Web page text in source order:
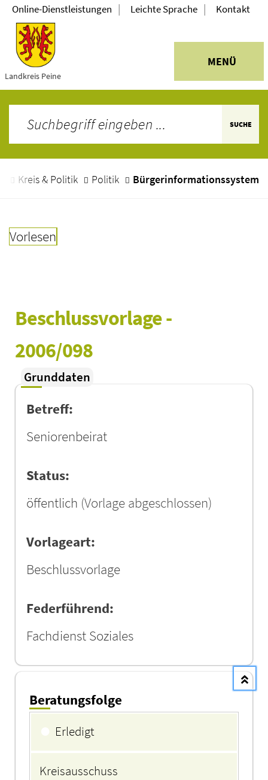
Landkreis Peine
MENÜ
Online-Dienstleistungen | Leichte Sprache | Kontakt
SUCHE
Kreis & Politik Politik Bürgerinformationssystem
Vorlesen
Beschlussvorlage -
2006/098
Grunddaten
Betreff:
Seniorenbeirat
Status:
öffentlich (Vorlage abgeschlossen)
Vorlageart:
Beschlussvorlage
Federführend:
Fachdienst Soziales
Beratungsfolge
● Erledigt
Kreisausschuss